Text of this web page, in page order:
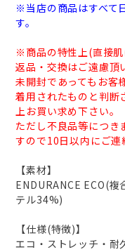
※当店の商品はすべて
す。
※商品の特性上(直接
返品・交換はご遠慮頂
未開封であってもお客
着用されたものと判断
上お買い求め下さい。
ただし不良品等につき
すので10日以内にご連
【素材】
ENDURANCE ECO(
テル34%)
【仕様(特徴)】
エコ・ストレッチ・耐